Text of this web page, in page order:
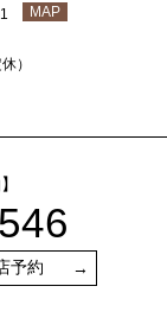
MAP
）
予約